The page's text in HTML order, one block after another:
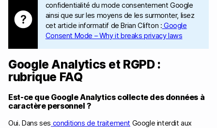
confidentialité du mode consentement Google
ainsi que sur les moyens de les surmonter, lisez
cet article informatif de Brian Clifton : Google
Consent Mode – Why it breaks privacy laws
Google Analytics et RGPD :
rubrique FAQ
Est-ce que Google Analytics collecte des données à
caractère personnel ?
Oui. Dans ses conditions de traitement Google interdit aux